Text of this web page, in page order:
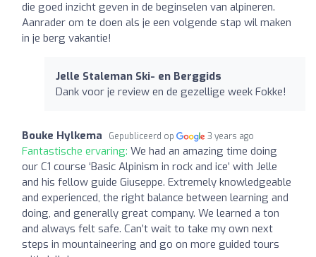
die goed inzicht geven in de beginselen van alpineren.
Aanrader om te doen als je een volgende stap wil maken
in je berg vakantie!
Jelle Staleman Ski- en Berggids
Dank voor je review en de gezellige week Fokke!
Bouke Hylkema Gepubliceerd op 3 years ago
Fantastische ervaring: We had an amazing time doing
our C1 course ‘Basic Alpinism in rock and ice’ with Jelle
and his fellow guide Giuseppe. Extremely knowledgeable
and experienced, the right balance between learning and
doing, and generally great company. We learned a ton
and always felt safe. Can’t wait to take my own next
steps in mountaineering and go on more guided tours